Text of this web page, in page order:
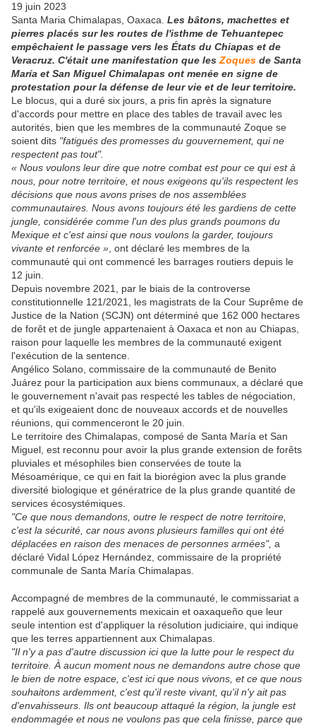
19 juin 2023
Santa Maria Chimalapas, Oaxaca. Les bâtons, machettes et
pierres placés sur les routes de l'isthme de Tehuantepec
empêchaient le passage vers les États du Chiapas et de
Veracruz. C'était une manifestation que les Zoques de Santa
María et San Miguel Chimalapas ont menée en signe de
protestation pour la défense de leur vie et de leur territoire.
Le blocus, qui a duré six jours, a pris fin après la signature
d'accords pour mettre en place des tables de travail avec les
autorités, bien que les membres de la communauté Zoque se
soient dits "fatigués des promesses du gouvernement, qui ne
respectent pas tout".
« Nous voulons leur dire que notre combat est pour ce qui est à
nous, pour notre territoire, et nous exigeons qu'ils respectent les
décisions que nous avons prises de nos assemblées
communautaires. Nous avons toujours été les gardiens de cette
jungle, considérée comme l'un des plus grands poumons du
Mexique et c'est ainsi que nous voulons la garder, toujours
vivante et renforcée » , ont déclaré les membres de la
communauté qui ont commencé les barrages routiers depuis le
12 juin.
Depuis novembre 2021, par le biais de la controverse
constitutionnelle 121/2021, les magistrats de la Cour Suprême de
Justice de la Nation (SCJN) ont déterminé que 162 000 hectares
de forêt et de jungle appartenaient à Oaxaca et non au Chiapas,
raison pour laquelle les membres de la communauté exigent
l'exécution de la sentence.
Angélico Solano, commissaire de la communauté de Benito
Juárez pour la participation aux biens communaux, a déclaré que
le gouvernement n'avait pas respecté les tables de négociation,
et qu'ils exigeaient donc de nouveaux accords et de nouvelles
réunions, qui commenceront le 20 juin.
Le territoire des Chimalapas, composé de Santa María et San
Miguel, est reconnu pour avoir la plus grande extension de forêts
pluviales et mésophiles bien conservées de toute la
Mésoamérique, ce qui en fait la biorégion avec la plus grande
diversité biologique et génératrice de la plus grande quantité de
services écosystémiques.
"Ce que nous demandons, outre le respect de notre territoire,
c'est la sécurité, car nous avons plusieurs familles qui ont été
déplacées en raison des menaces de personnes armées", a
déclaré Vidal López Hernández, commissaire de la propriété
communale de Santa María Chimalapas.
Accompagné de membres de la communauté, le commissariat a
rappelé aux gouvernements mexicain et oaxaqueño que leur
seule intention est d'appliquer la résolution judiciaire, qui indique
que les terres appartiennent aux Chimalapas.
"Il n'y a pas d'autre discussion ici que la lutte pour le respect du
territoire. À aucun moment nous ne demandons autre chose que
le bien de notre espace, c'est ici que nous vivons, et ce que nous
souhaitons ardemment, c'est qu'il reste vivant, qu'il n'y ait pas
d'envahisseurs. Ils ont beaucoup attaqué la région, la jungle est
endommagée et nous ne voulons pas que cela finisse, parce que